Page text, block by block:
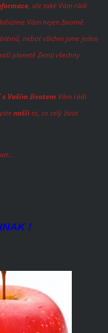
, ale také Vám rádi
Vám nejen životně
neboť všichni jsme jeden
planetě Zemi) všechny
Vaším životemVám rádi
našlito, co celý život
!